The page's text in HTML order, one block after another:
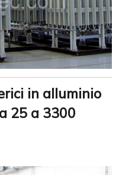
in alluminio
25 a 3300